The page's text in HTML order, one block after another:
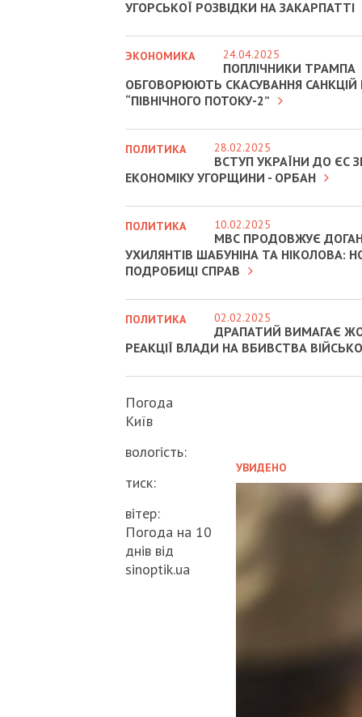
УВИДЕНО
УГОРСЬКОЇ РОЗВІДКИ НА ЗАКАРПАТТІ
ЭКОНОМИКА 24.04.2025
ПОПЛІЧНИКИ ТРАМПА
ОБГОВОРЮЮТЬ СКАСУВАННЯ САНКЦІЙ
“ПІВНІЧНОГО ПОТОКУ-2”
ПОЛИТИКА 28.02.2025
ВСТУП УКРАЇНИ ДО ЄС
ЕКОНОМІКУ УГОРЩИНИ - ОРБАН
ПОЛИТИКА 10.02.2025
МВС ПРОДОВЖУЄ
УХИЛЯНТІВ ШАБУНІНА ТА НІКОЛОВА:
ПОДРОБИЦІ СПРАВ
ПОЛИТИКА 02.02.2025
ДРАПАТИЙ ВИМАГАЄ
РЕАКЦІЇ ВЛАДИ НА ВБИВСТВА
Погода
Київ
вологість:
тиск:
вітер:
Погода на 10
днів від
sinoptik.ua